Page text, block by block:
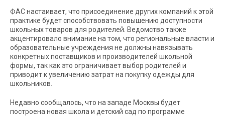
ФАС настаивает, что присоединение других компаний к этой
практике будет способствовать повышению доступности
школьных товаров для родителей. Ведомство также
акцентировало внимание на том, что региональные власти и
образовательные учреждения не должны навязывать
конкретных поставщиков и производителей школьной
формы, так как это ограничивает выбор родителей и
приводит к увеличению затрат на покупку одежды для
школьников.
Недавно сообщалось, что на западе Москвы будет
построена новая школа и детский сад по программе